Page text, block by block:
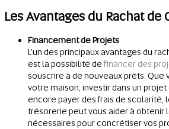
Les Avantages du Rachat
Financement de Projets
L'un des principaux avantages du
est la possibilité de financer des
souscrire à de nouveaux prêts. Que
votre maison, investir dans un
encore payer des frais de scolarité,
trésorerie peut vous aider à obtenir
nécessaires pour concrétiser vos